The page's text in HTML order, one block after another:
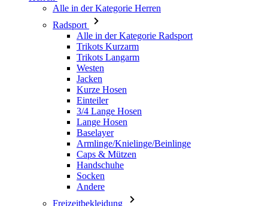
Trikots Langarm
Westen
Jacken
Kurze Hosen
Einteiler
3/4 Lange Hosen
Lange Hosen
Baselayer
Armlinge/Knielinge/Beinlinge
Caps & Mützen
Handschuhe
Socken
Andere
Freizeitbekleidung
Alle in der Kategorie Freizeitbekleidung
T-Shirts
Sweatshirt
Caps & Mützen